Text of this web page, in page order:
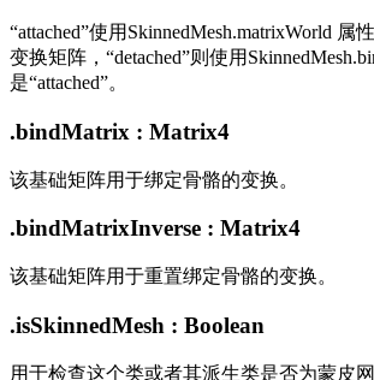
“attached”使用SkinnedMesh.matrixWorld
变换矩阵，“detached”则使用
是“attached”。
.bindMatrix : Matrix4
该基础矩阵用于绑定骨骼的变换。
.bindMatrixInverse : Matrix4
该基础矩阵用于重置绑定骨骼的变换。
.isSkinnedMesh : Boolean
用于检查这个类或者其派生类是否为蒙皮